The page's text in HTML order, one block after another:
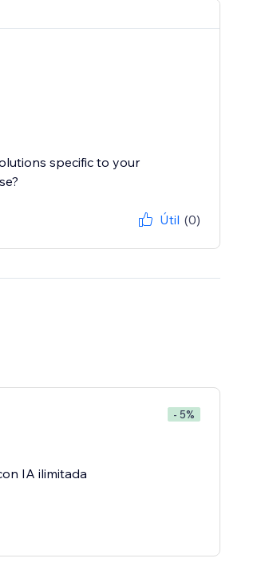
specific to your
Útil (0)
- 5%
IA ilimitada